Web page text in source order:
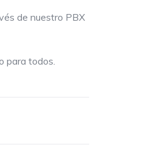
de nuestro PBX
para todos.